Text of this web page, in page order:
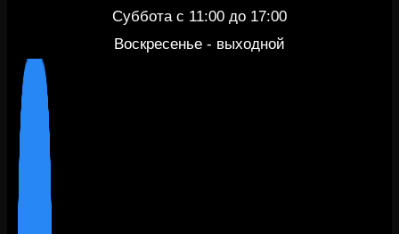
Суббота с 11:00 до 17:00
Воскресенье - выходной